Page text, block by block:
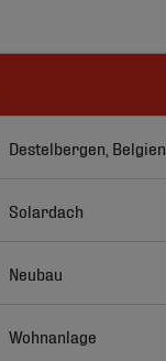
Destelbergen, Belgien
Solardach
Neubau
Wohnanlage